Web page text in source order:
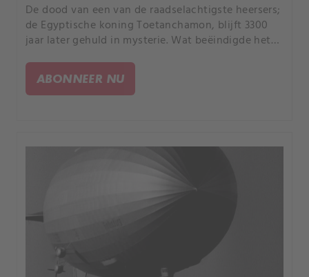
De dood van een van de raadselachtigste heersers;
de Egyptische koning Toetanchamon, blijft 3300
jaar later gehuld in mysterie. Wat beëindigde het
vooruitgang brengt ons dichter bij het antwoord.
ABONNEER NU